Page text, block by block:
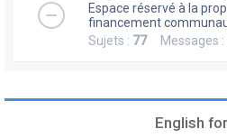
Espace réservé à la
financement
Sujets : 77Messages :
English